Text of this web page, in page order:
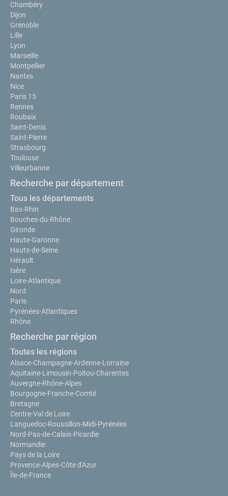
Chambéry
Dijon
Grenoble
Lille
Lyon
Marseille
Montpellier
Nantes
Nice
Paris 15
Rennes
Roubaix
Saint-Denis
Saint-Pierre
Strasbourg
Toulouse
Villeurbanne
Recherche par département
Tous les départements
Bas-Rhin
Bouches-du-Rhône
Gironde
Haute-Garonne
Hauts-de-Seine
Hérault
Isère
Loire-Atlantique
Nord
Paris
Pyrénées-Atlantiques
Rhône
Recherche par région
Toutes les régions
Alsace-Champagne-Ardenne-Lorraine
Aquitaine-Limousin-Poitou-Charentes
Auvergne-Rhône-Alpes
Bourgogne-Franche-Comté
Bretagne
Centre-Val de Loire
Languedoc-Roussillon-Midi-Pyrénées
Nord-Pas-de-Calais-Picardie
Normandie
Pays de la Loire
Provence-Alpes-Côte d'Azur
Île-de-France